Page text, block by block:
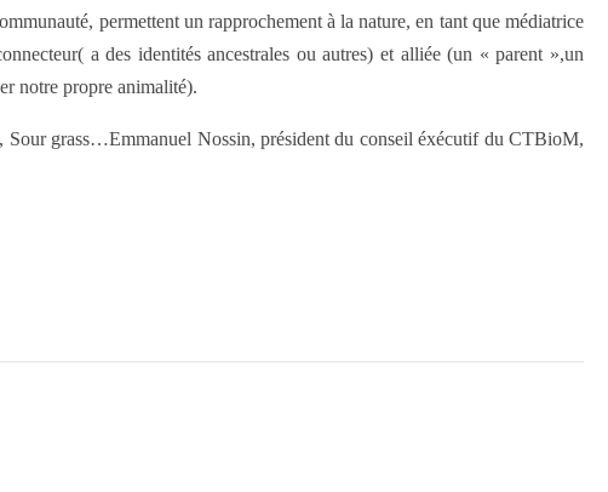
permettent un rapprochement à la nature, en tant que médiatrice
a des identités ancestrales ou autres) et alliée (un « parent »,un
notre propre animalité).
grass…Emmanuel Nossin, président du conseil éxécutif du CTBioM,